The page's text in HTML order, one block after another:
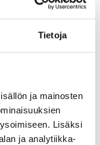
Tietoja
ja mainosten
Lisäksi
ja analytiikka-
the healing